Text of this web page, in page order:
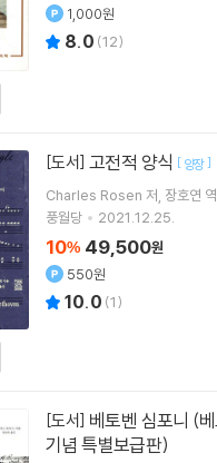
1,000원
8.0 (12)
[도서] 고전적 양식 [ 양장]
Charles Rosen 저 장호연 역
풍월당
2021.12.25.
10% 49,500원
550원
10.0 (1)
[도서]
기념 특별보급판)